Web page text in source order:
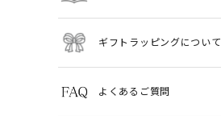
ギフトラッピングについて
よくあるご質問